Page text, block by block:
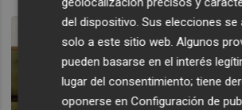
del dispositivo. Sus elecciones se
solo a este sitio web. Algunos
pueden basarse en el interés
lugar del consentimiento; tiene
oponerse enConfiguración de